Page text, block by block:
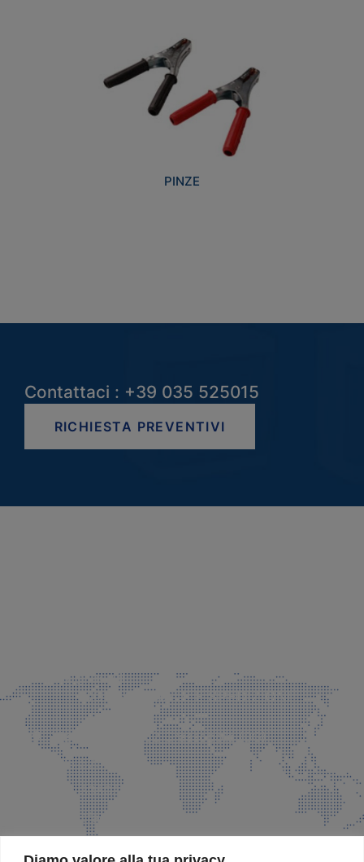
PINZE
Contattaci : +39 035 525015
RICHIESTA PREVENTIVI
info@faeg.it
COMMERCIALE E SPEDIZIONI
Via Padre Elzi, 32 Grassobbio (BG)
035 525015
035 335037
info@faeg.it
SITE MAP